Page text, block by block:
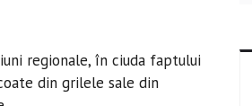
regionale, în ciuda faptului
din grilele sale din